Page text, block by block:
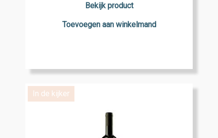
Bekijk product
Toevoegen aan winkelmand
In de kijker